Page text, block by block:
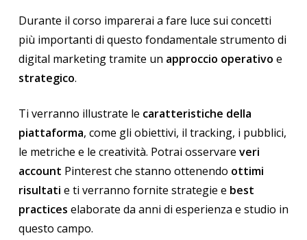
Durante il corso imparerai a fare luce sui concetti
più importanti di questo fondamentale strumento di
digital marketing tramite un approccio operativo e
strategico.
Ti verranno illustrate le caratteristiche della
piattaforma, come gli obiettivi, il tracking, i pubblici,
le metriche e le creatività. Potrai osservare veri
account Pinterest che stanno ottenendo ottimi
risultati e ti verranno fornite strategie e best
practices elaborate da anni di esperienza e studio in
questo campo.